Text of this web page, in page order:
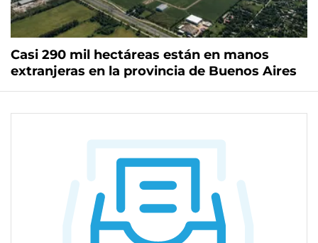
Casi 290 mil hectáreas están en manos
extranjeras en la provincia de Buenos Aires